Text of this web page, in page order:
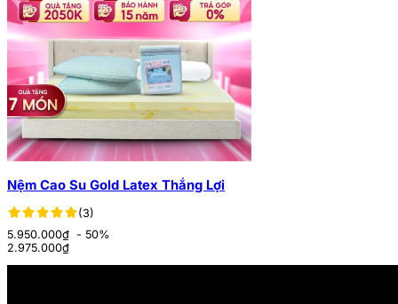
Nệm Cao Su Gold Latex Thắng Lợi
(3)
5.950.000₫ - 50%
2.975.000₫